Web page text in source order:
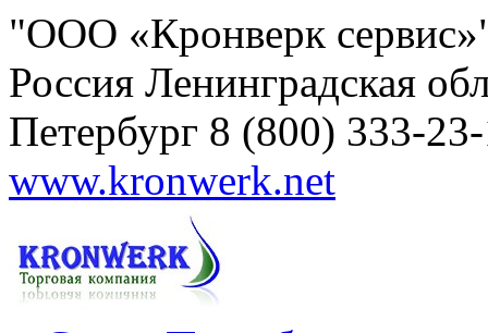
"ООО «Кронверк
Россия Ленинградская
Петербург 8 (800) 333-
www.kronwerk.net